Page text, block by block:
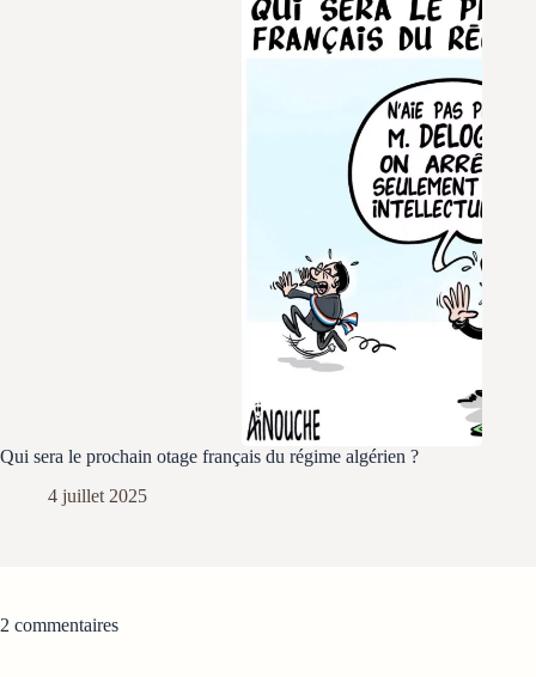
Qui sera le prochain otage français du régime algérien ?
4 juillet 2025
2 commentaires